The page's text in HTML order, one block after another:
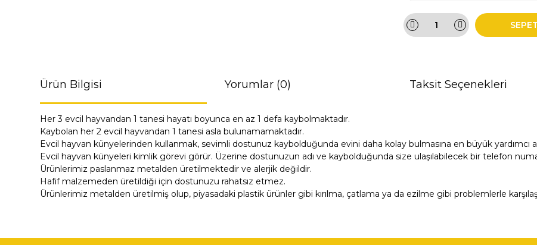
Ürün Bilgisi Yorumlar (0) Taksit Seçenekleri
Her 3 evcil hayvandan 1 tanesi hayatı boyunca en az 1 defa kaybolmaktadır.
Kaybolan her 2 evcil hayvandan 1 tanesi asla bulunamamaktadır.
Evcil hayvan künyelerinden kullanmak, sevimli dostunuz kaybolduğunda evini daha kolay bulmasına en büyük yardımcı
Evcil hayvan künyeleri kimlik görevi görür. Üzerine dostunuzun adı ve kaybolduğunda size ulaşılabilecek bir telefon
Ürünlerimiz paslanmaz metalden üretilmektedir ve alerjik değildir.
Hafif malzemeden üretildiği için dostunuzu rahatsız etmez.
Ürünlerimiz metalden üretilmiş olup, piyasadaki plastik ürünler gibi kırılma, çatlama ya da ezilme gibi problemlerle
Görüş ve önerileriniz için teşekkür ederiz.